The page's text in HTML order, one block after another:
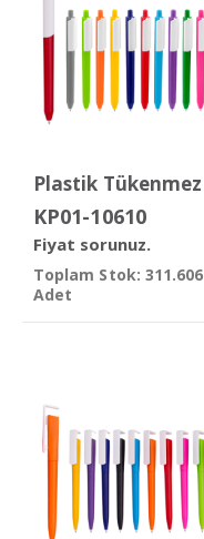
KP01-10610
Fiyat sorunuz.
Toplam Stok: 311.606
Adet